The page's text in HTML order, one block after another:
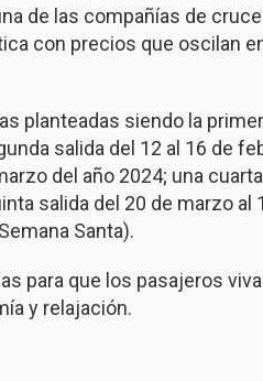
de las compañías de
con precios que oscilan
planteadas siendo la
salida del 12 al 16 de
del año 2024; una
salida del 20 de marzo al
Santa).
para que los pasajeros
y relajación.